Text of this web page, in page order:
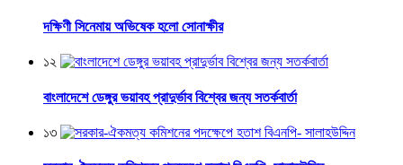
দক্ষিণী সিনেমায় অভিষেক হলো সোনাক্ষীর
১২
বাংলাদেশে ডেঙ্গুর ভয়াবহ প্রাদুর্ভাব বিশ্বের জন্য সতর্কবার্তা
১৩